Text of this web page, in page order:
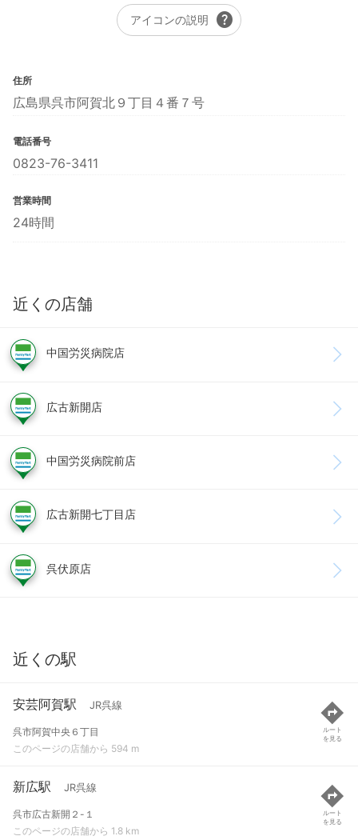
アイコンの説明 help
住所
広島県呉市阿賀北９丁目４番７号
電話番号
0823-76-3411
営業時間
24時間
近くの店舗
中国労災病院店
広古新開店
中国労災病院前店
広古新開七丁目店
呉伏原店
近くの駅
安芸阿賀駅 JR呉線
呉市阿賀中央６丁目
このページの店舗から 594 m
ルート
を見る
新広駅 JR呉線
呉市広古新開２-１
このページの店舗から 1.8 km
ルート
を見る